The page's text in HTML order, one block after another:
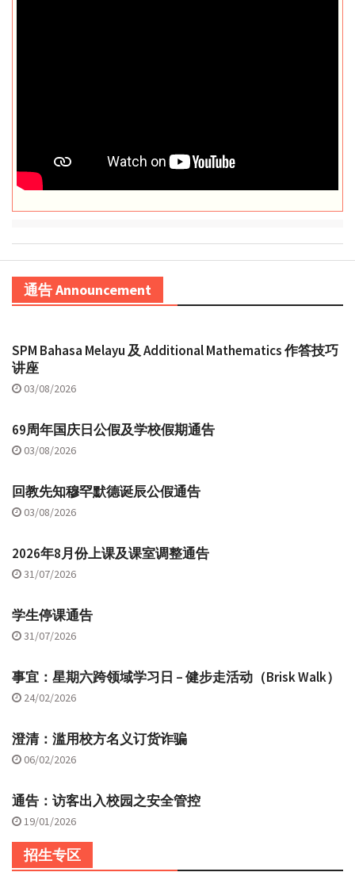
通告 Announcement
SPM Bahasa Melayu 及 Additional Mathematics 作答技巧
讲座
03/08/2026
69周年国庆日公假及学校假期通告
03/08/2026
回教先知穆罕默德诞辰公假通告
03/08/2026
2026年8月份上课及课室调整通告
31/07/2026
学生停课通告
31/07/2026
事宜：星期六跨领域学习日 – 健步走活动（Brisk Walk）
24/02/2026
澄清：滥用校方名义订货诈骗
06/02/2026
通告：访客出入校园之安全管控
19/01/2026
招生专区